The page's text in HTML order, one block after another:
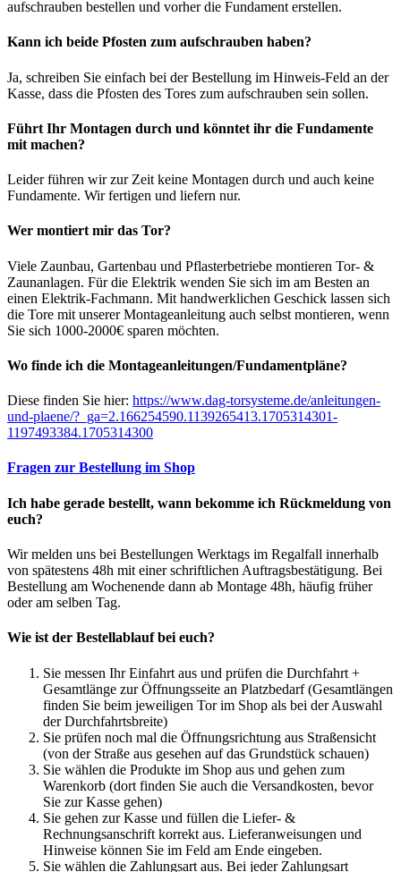
aufschrauben bestellen und vorher die Fundament erstellen.
Kann ich beide Pfosten zum aufschrauben haben?
Ja, schreiben Sie einfach bei der Bestellung im Hinweis-Feld an der
Kasse, dass die Pfosten des Tores zum aufschrauben sein sollen.
Führt Ihr Montagen durch und könntet ihr die Fundamente
mit machen?
Leider führen wir zur Zeit keine Montagen durch und auch keine
Fundamente. Wir fertigen und liefern nur.
Wer montiert mir das Tor?
Viele Zaunbau, Gartenbau und Pflasterbetriebe montieren Tor- &
Zaunanlagen. Für die Elektrik wenden Sie sich im am Besten an
einen Elektrik-Fachmann. Mit handwerklichen Geschick lassen sich
die Tore mit unserer Montageanleitung auch selbst montieren, wenn
Sie sich 1000-2000€ sparen möchten.
Wo finde ich die Montageanleitungen/Fundamentpläne?
Diese finden Sie hier: https://www.dag-torsysteme.de/anleitungen-
und-plaene/?_ga=2.166254590.1139265413.1705314301-
1197493384.1705314300
Fragen zur Bestellung im Shop
Ich habe gerade bestellt, wann bekomme ich Rückmeldung von
euch?
Wir melden uns bei Bestellungen Werktags im Regalfall innerhalb
von spätestens 48h mit einer schriftlichen Auftragsbestätigung. Bei
Bestellung am Wochenende dann ab Montage 48h, häufig früher
oder am selben Tag.
Wie ist der Bestellablauf bei euch?
Sie messen Ihr Einfahrt aus und prüfen die Durchfahrt +
Gesamtlänge zur Öffnungsseite an Platzbedarf (Gesamtlängen
finden Sie beim jeweiligen Tor im Shop als bei der Auswahl
der Durchfahrtsbreite)
Sie prüfen noch mal die Öffnungsrichtung aus Straßensicht
(von der Straße aus gesehen auf das Grundstück schauen)
Sie wählen die Produkte im Shop aus und gehen zum
Warenkorb (dort finden Sie auch die Versandkosten, bevor
Sie zur Kasse gehen)
Sie gehen zur Kasse und füllen die Liefer- &
Rechnungsanschrift korrekt aus. Lieferanweisungen und
Hinweise können Sie im Feld am Ende eingeben.
Sie wählen die Zahlungsart aus. Bei jeder Zahlungsart